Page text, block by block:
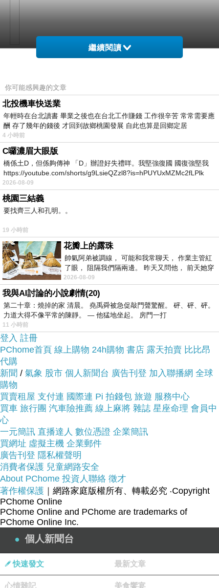
戒在網路上買應該會比較便宜，
而且24小時都能買，上網慢慢挑選，不用等店家開
門也不用看店員臉色，這麼方便當然選擇在
網路上購買~~
於是我參考了其他網友亞帝芬奇絕配GIA50分男戒
的推薦開箱文及心得分享!
價的結果，還有哪裡買最便宜划算，發現它真的很
不錯!!
而且在網路上購買，品質有保障又有七天鑑
賞期，不滿意可以退貨也不用擔心買
貴!
服務這麼優，當然在網路購物最好啦~~
看看亞帝芬奇絕配GIA50分男戒~~
商品網址:
繼續閱讀
你可能感興趣的文章
北投機車快送業
年輕時在台北讀書 畢業之後也在台北工作賺錢 工作很辛苦 常常需要應
酬 存了幾年的錢後 才回到故鄉桃園發展 自此也算是回鄉定居
4 小時前
C囉濃眉大眼版
橋係土D，但係夠傳神 「D」辦證好失禮咩。我堅強復國 國復強堅我
https://youtube.com/shorts/g9LsieQZzl8?is=hPUYUxMZMc2fLPlk
2026-08-09
桃園三結義
要找齊三人和孔明。。
19 小時前
花瓣上的露珠
帥氣阿弟被調線， 可能和我常聊天， 作業主管紅
了眼， 阻隔我們隔兩邊。 昨天又問他， 前天她穿
什麼顏色衣服， 不經
2026-08-09
我與AI討論的小說劇情(20)
第二十章：燒掉的家 清晨。 堯禹舜被急促敲門聲驚醒。 砰、砰、砰。
力道大得不像平常的陳靜。 — 他猛地坐起。 房門一打
11 小時前
登入 註冊
PChome首頁 線上購物 24h購物 書店 露天拍賣 比比昂
代購
新聞 / 氣象 股市 個人新聞台 廣告刊登 加入聯播網 全球
購物
買賣租屋 支付連 國際連 Pi 拍錢包 旅遊 服務中心
買車 旅行團 汽車險推薦 線上麻將 雜誌 星座命理 會員中
心
一元簡訊 直播達人 數位憑證 企業簡訊
買網址 虛擬主機 企業郵件
廣告刊登 隱私權聲明
消費者保護 兒童網路安全
About PChome 投資人聯絡 徵才
著作權保護 ｜網路家庭版權所有、轉載必究 ‧Copyright
PChome Online
PChome Online and PChome are trademarks of
PChome Online Inc.
個人新聞台
快速發文 最新文章
心情雜記 美食饗宴